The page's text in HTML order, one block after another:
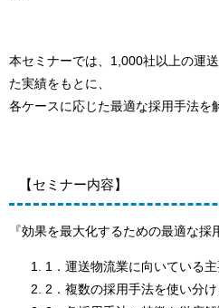
本セミナーでは、1,000社以上の運
た実績をもとに、
各ケースに応じた最適な採用手法を
【セミナー内容】
『効果を最大化するための最適な採
1．運送物流業に向いている
2．複数の採用手法を使い分